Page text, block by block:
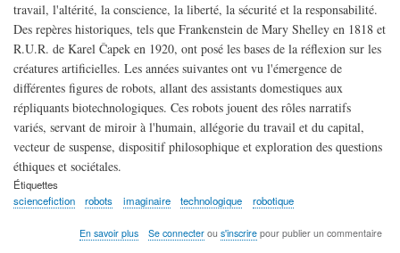
travail, l'altérité, la conscience, la liberté, la sécurité et la responsabilité.
Des repères historiques, tels que Frankenstein de Mary Shelley en 1818 et
R.U.R. de Karel Čapek en 1920, ont posé les bases de la réflexion sur les
créatures artificielles. Les années suivantes ont vu l'émergence de
différentes figures de robots, allant des assistants domestiques aux
répliquants biotechnologiques. Ces robots jouent des rôles narratifs
variés, servant de miroir à l'humain, allégorie du travail et du capital,
vecteur de suspense, dispositif philosophique et exploration des questions
éthiques et sociétales.
Étiquettes
sciencefiction
robots imaginaire technologique robotique
En savoir plussurSe connecterou s'inscrirepour publier un commentaire